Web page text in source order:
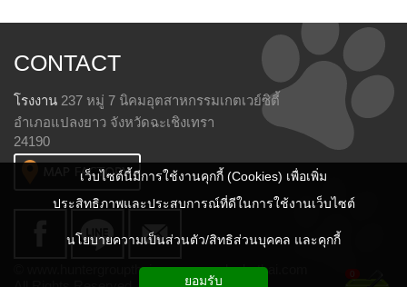
CONTACT
โรงงาน 237 หมู่ 7 นิคมอุตสาหกรรมเกตเวย์ซิตี้
อำเภอแปลงยาว จังหวัดฉะเชิงเทรา
24190
© www.huntergroupthai.com www.sleekythai.com
เว็บไซต์นี้มีการใช้งานคุกกี้ (Cookies) เพื่อเพิ่ม
ประสิทธิภาพและประสบการณ์ที่ดีในการใช้งานเว็บไซต์
นโยบายความเป็นส่วนตัว/สิทธิส่วนบุคคล และคุกกี้
ยอมรับ